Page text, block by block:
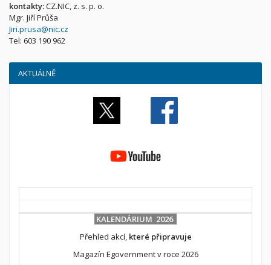
kontakty:CZ.NIC, z. s. p. o.
Mgr. Jiří Průša
Jiri.prusa@nic.cz
Tel: 603 190 962
AKTUÁLNĚ
KALENDÁRIUM 2026
Přehled akcí, které připravuje
Magazín Egovernment v roce 2026